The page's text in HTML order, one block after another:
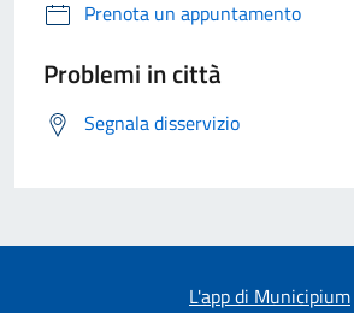
Prenota un appuntamento
Problemi in città
Segnala disservizio
L'app di Municipium